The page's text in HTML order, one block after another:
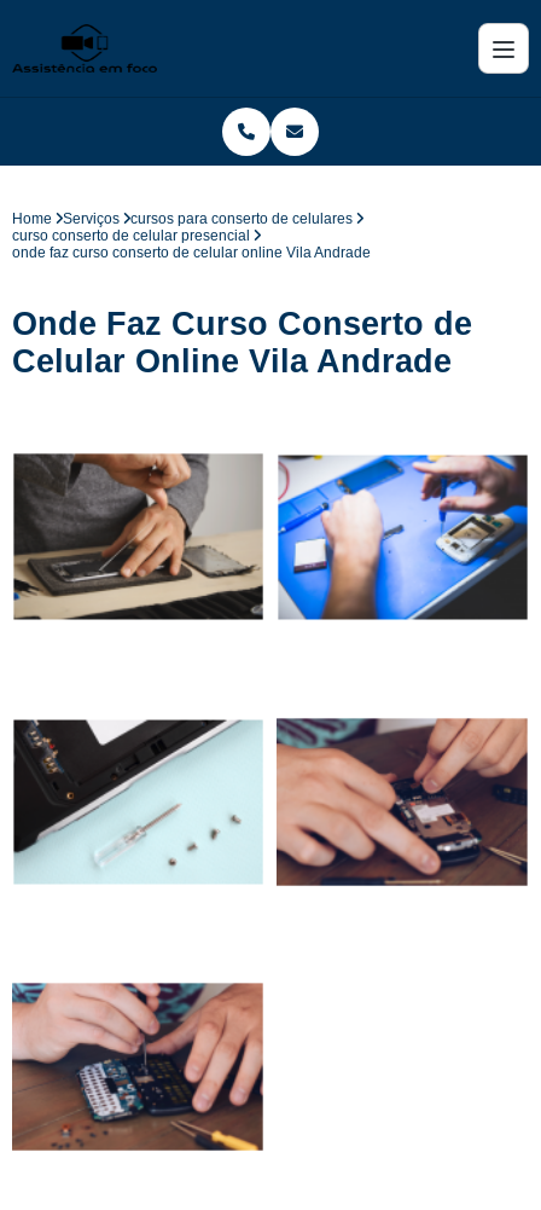
Home Serviços
cursos para conserto de celulares
curso conserto de celular presencial
onde faz curso conserto de celular online Vila Andrade
Onde Faz Curso Conserto de
Celular Online Vila Andrade